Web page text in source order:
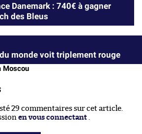
Danemark : 740€ à gagner
des Bleus
monde voit triplement rouge
Moscou
29 commentaires sur cet article.
en vous connectant